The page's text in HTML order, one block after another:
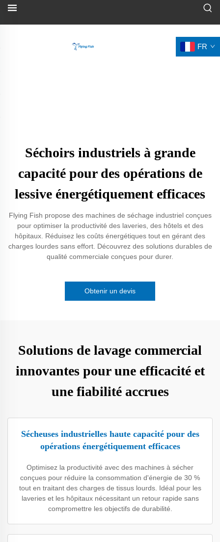
FR
Séchoirs industriels à grande
capacité pour des opérations de
lessive énergétiquement efficaces
Flying Fish propose des machines de séchage industriel conçues
pour optimiser la productivité des laveries, des hôtels et des
hôpitaux. Réduisez les coûts énergétiques tout en gérant des
charges lourdes sans effort. Découvrez des solutions durables de
qualité commerciale conçues pour durer.
Obtenir un devis
Solutions de lavage commercial
innovantes pour une efficacité et
une fiabilité accrues
Sécheuses industrielles haute capacité pour des
opérations énergétiquement efficaces
Optimisez la productivité avec des machines à sécher
conçues pour réduire la consommation d'énergie de 30 %
tout en traitant des charges de tissus lourds. Idéal pour les
laveries et les hôpitaux nécessitant un retour rapide sans
compromettre les objectifs de durabilité.